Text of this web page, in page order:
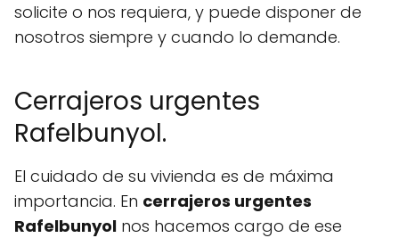
solicite o nos requiera, y puede disponer de
nosotros siempre y cuando lo demande.
Cerrajeros urgentes
Rafelbunyol.
El cuidado de su vivienda es de máxima
importancia. En cerrajeros urgentes
Rafelbunyol nos hacemos cargo de ese